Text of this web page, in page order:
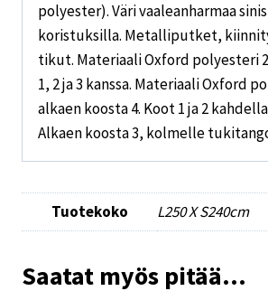
polyester). Väri vaaleanharmaa
koristuksilla. Metalliputket,
tikut. Materiaali Oxford polyesteri
1, 2 ja 3 kanssa. Materiaali Oxford
alkaen koosta 4. Koot 1 ja 2
Alkaen koosta 3, kolmelle
Tuotekoko L250 X S240cm
Saatat myös pitää...